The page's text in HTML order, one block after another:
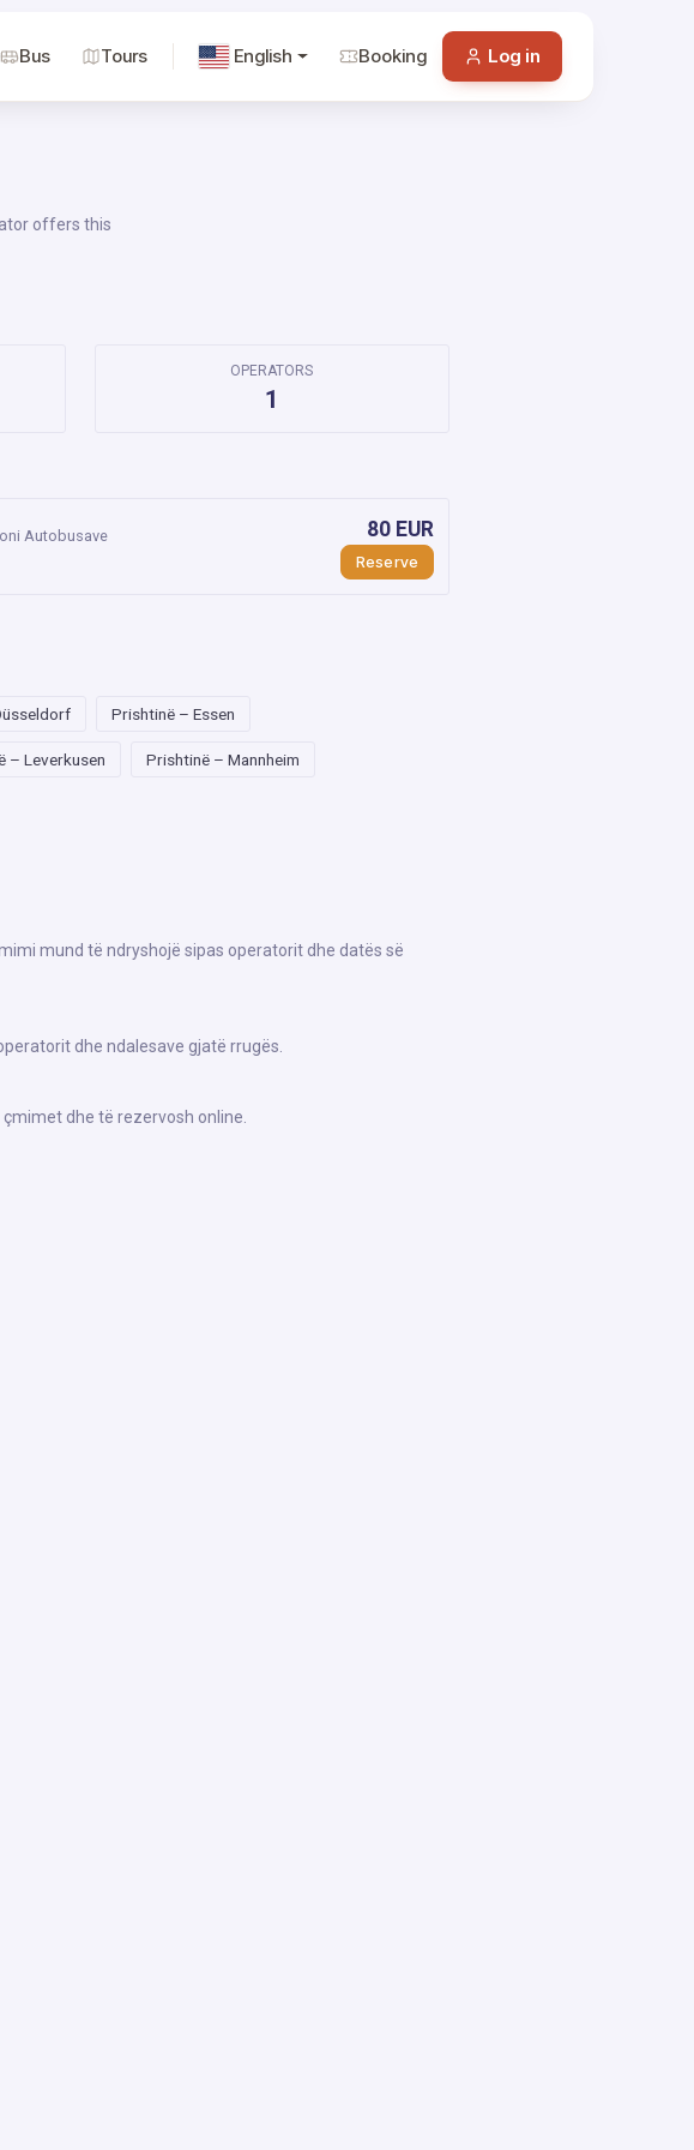
Bus Tours English Booking Log in
offers this
OPERATORS
1
Autobusave
80 EUR
Reserve
Prishtinë – Essen
– Leverkusen Prishtinë – Mannheim
mund të ndryshojë sipas operatorit dhe datës së
dhe ndalesave gjatë rrugës.
dhe të rezervosh online.